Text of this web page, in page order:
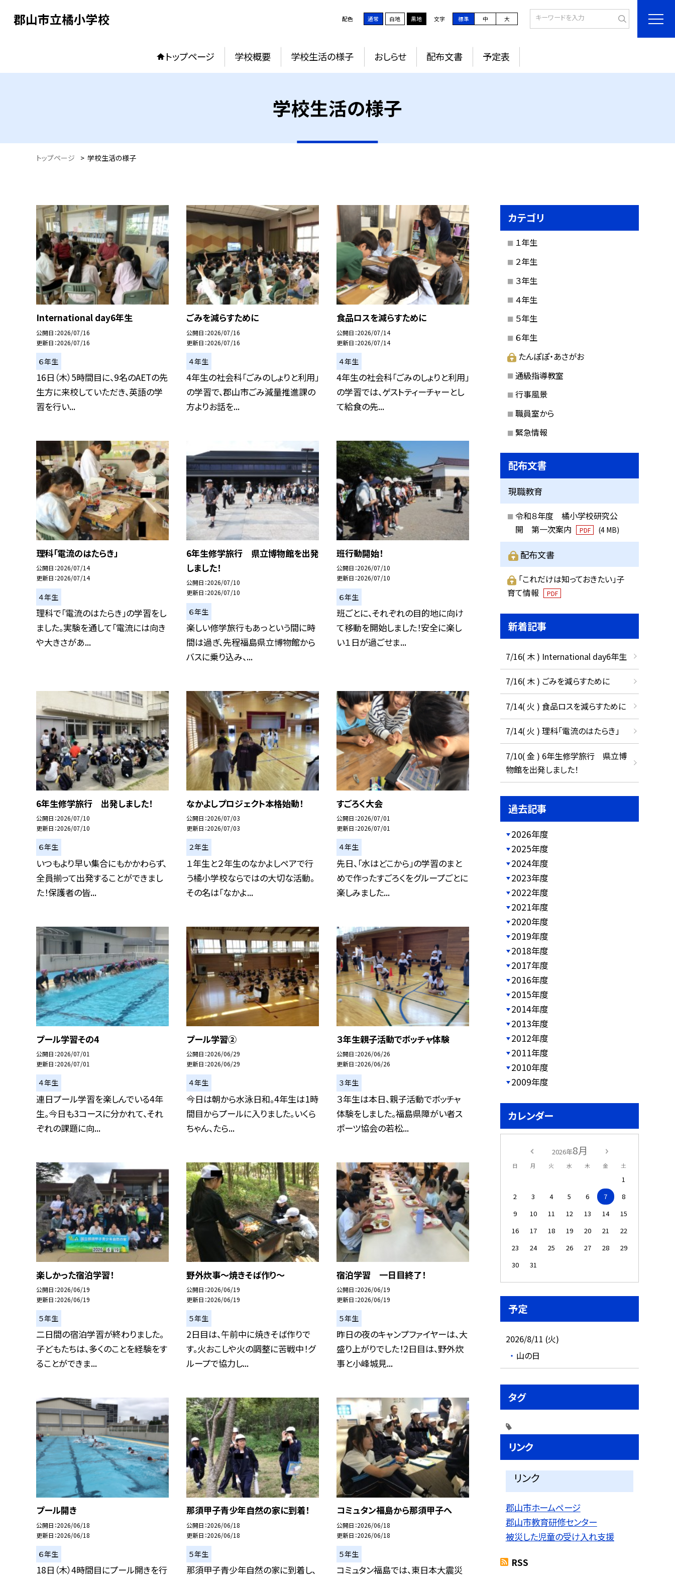
郡山市立橘小学校 配色 通常 白地 黒地 文字 標準 中 大
トップページ 学校概要 学校生活の様子 おしらせ 配布文書 予定表
学校生活の様子
トップページ > 学校生活の様子
International day6年生
公開日 2026/07/16
更新日 2026/07/16
６年生
16日（木）5時間目に、9名のAETの先
生方に来校していただき、英語の学
習を行い...
ごみを減らすために
公開日 2026/07/16
更新日 2026/07/16
４年生
4年生の社会科「ごみのしょりと利用」
の学習で、郡山市ごみ減量推進課の
方よりお話を...
食品ロスを減らすために
公開日 2026/07/14
更新日 2026/07/14
４年生
4年生の社会科「ごみのしょりと利用」
の学習では、ゲストティーチャーとし
て給食の先...
理科「電流のはたらき」
公開日 2026/07/14
更新日 2026/07/14
４年生
理科で「電流のはたらき」の学習をし
ました。実験を通して「電流には向き
や大きさがあ...
6年生修学旅行 県立博物館を出発
しました！
公開日 2026/07/10
更新日 2026/07/10
６年生
楽しい修学旅行もあっという間に時
間は過ぎ、先程福島県立博物館から
バスに乗り込み、...
班行動開始！
公開日 2026/07/10
更新日 2026/07/10
６年生
班ごとに、それぞれの目的地に向け
て移動を開始しました！安全に楽し
い１日が過ごせま...
6年生修学旅行 出発しました！
公開日 2026/07/10
更新日 2026/07/10
６年生
いつもより早い集合にもかかわらず、
全員揃って出発することができまし
た！保護者の皆...
なかよしプロジェクト本格始動！
公開日 2026/07/03
更新日 2026/07/03
２年生
１年生と２年生のなかよしペアで行
う橘小学校ならではの大切な活動。
その名は「なかよ...
すごろく大会
公開日 2026/07/01
更新日 2026/07/01
４年生
先日、「水はどこから」の学習のまと
めで作ったすごろくをグループごとに
楽しみました...
プール学習その4
公開日 2026/07/01
更新日 2026/07/01
４年生
連日プール学習を楽しんでいる4年
生。今日も3コースに分かれて、それ
ぞれの課題に向...
プール学習②
公開日 2026/06/29
更新日 2026/06/29
４年生
今日は朝から水泳日和。4年生は1時
間目からプールに入りました。いくら
ちゃん、たら...
３年生親子活動でボッチャ体験
公開日 2026/06/26
更新日 2026/06/26
３年生
３年生は本日、親子活動でボッチャ
体験をしました。福島県障がい者ス
ポーツ協会の若松...
楽しかった宿泊学習！
公開日 2026/06/19
更新日 2026/06/19
５年生
二日間の宿泊学習が終わりました。
子どもたちは、多くのことを経験をす
ることができま...
野外炊事〜焼きそば作り〜
公開日 2026/06/19
更新日 2026/06/19
５年生
2日目は、午前中に焼きそば作りで
す。火おこしや火の調整に苦戦中！グ
ループで協力し...
宿泊学習 一日目終了！
公開日 2026/06/19
更新日 2026/06/19
５年生
昨日の夜のキャンプファイヤーは、大
盛り上がりでした！2日目は、野外炊
事と小峰城見...
プール開き
公開日 2026/06/18
更新日 2026/06/18
６年生
18日（木）4時間目にプール開きを行
那須甲子青少年自然の家に到着！
公開日 2026/06/18
更新日 2026/06/18
５年生
那須甲子青少年自然の家に到着し、
コミュタン福島から那須甲子へ
公開日 2026/06/18
更新日 2026/06/18
５年生
コミュタン福島では、東日本大震災
カテゴリ
１年生
２年生
３年生
４年生
５年生
６年生
たんぽぽ・あさがお
通級指導教室
行事風景
職員室から
緊急情報
配布文書
現職教育
令和８年度 橘小学校研究公
開 第一次案内
PDF (4 MB)
配布文書
「これだけは知っておきたい」子
育て情報
PDF
新着記事
7/16( 木 ) International day6年生
7/16( 木 ) ごみを減らすために
7/14( 火 ) 食品ロスを減らすために
7/14( 火 ) 理科「電流のはたらき」
7/10( 金 ) 6年生修学旅行 県立博
物館を出発しました！
過去記事
2026年度
2025年度
2024年度
2023年度
2022年度
2021年度
2020年度
2019年度
2018年度
2017年度
2016年度
2015年度
2014年度
2013年度
2012年度
2011年度
2010年度
2009年度
カレンダー
2026年8月
日 月 火 水 木 金 土
1
2
3 4 5 6 7
8
9
10 11 12 13 14
15
16
17 18 19 20 21
22
23
24 25 26 27 28
29
30
31
予定
2026/8/11 (火)
山の日
タグ
リンク
リンク
郡山市ホームページ
郡山市教育研修センター
被災した児童の受け入れ支援
RSS